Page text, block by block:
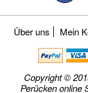
Über uns Mein
Copyright ©
Perücken online